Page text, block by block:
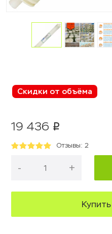
Скидки от объёма
19 436 p
Отзывы: 2
- +